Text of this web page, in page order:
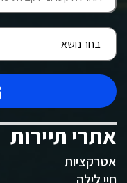
אתרי תיירות
אטרקציות